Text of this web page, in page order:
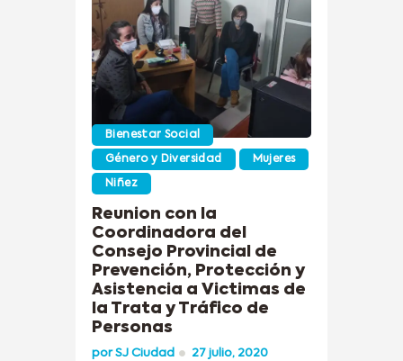
Bienestar Social
Género y Diversidad Mujeres
Niñez
Reunion con la
Coordinadora del
Consejo Provincial de
Prevención, Protección y
Asistencia a Victimas de
la Trata y Tráfico de
Personas
porSJ Ciudad 27 julio, 2020